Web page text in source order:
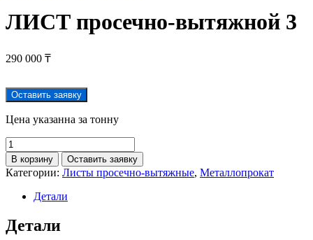
ЛИСТ просечно-вытяжной 3
290 000 ₸
Оставить заявку
Цена указанна за тонну
В корзину Оставить заявку
Категории: Листы просечно-вытяжные, Металлопрокат
Детали
Детали